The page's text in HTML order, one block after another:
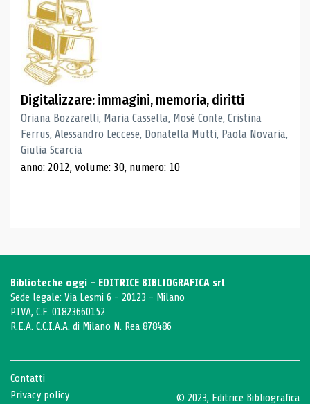
Digitalizzare: immagini, memoria, diritti
Oriana Bozzarelli, Maria Cassella, Mosé Conte, Cristina
Ferrus, Alessandro Leccese, Donatella Mutti, Paola Novaria,
Giulia Scarcia
anno: 2012, volume: 30, numero: 10
Biblioteche oggi - EDITRICE BIBLIOGRAFICA srl
Sede legale: Via Lesmi 6 - 20123 - Milano
P.IVA, C.F. 01823660152
R.E.A. C.C.I.A.A. di Milano N. Rea 878486
Contatti
Privacy policy
© 2023, Editrice Bibliografica